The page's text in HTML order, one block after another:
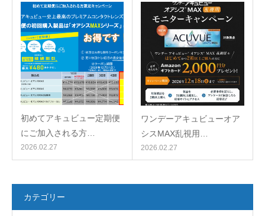
初めてアキュビュー定期便
にご加入される方…
2026.02.27
ワンデーアキュビューオア
シスMAX乱視用…
2026.02.27
カテゴリー